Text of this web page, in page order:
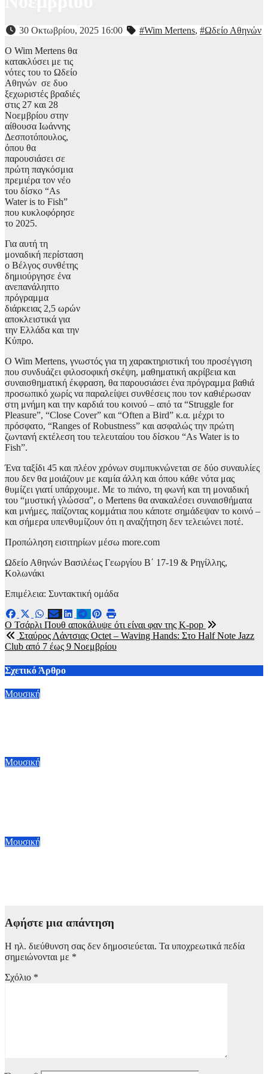
30 Οκτωβρίου, 2025 16:00 #Wim Mertens, #Ωδείο Αθηνών
O Wim Mertens θα
κατακλύσει με τις
νότες του το Ωδείο
Αθηνών σε δυο
ξεχωριστές βραδιές
στις 27 και 28
Νοεμβρίου στην
αίθουσα Ιωάννης
Δεσποτόπουλος,
όπου θα
παρουσιάσει σε
πρώτη παγκόσμια
πρεμιέρα τον νέο
του δίσκο “As
Water is to Fish”
που κυκλοφόρησε
το 2025.
Για αυτή τη
μοναδική περίσταση
ο Βέλγος συνθέτης
δημιούργησε ένα
ανεπανάληπτο
πρόγραμμα
διάρκειας 2,5 ωρών
αποκλειστικά για
την Ελλάδα και την
Κύπρο.
Ο Wim Mertens, γνωστός για τη χαρακτηριστική του προσέγγιση
που συνδυάζει φιλοσοφική σκέψη, μαθηματική ακρίβεια και
συναισθηματική έκφραση, θα παρουσιάσει ένα πρόγραμμα βαθιά
προσωπικό χωρίς να παραλείψει συνθέσεις που τον καθιέρωσαν
στη μνήμη και την καρδιά του κοινού – από τα “Struggle for
Pleasure”, “Close Cover” και “Often a Bird” κ.α. μέχρι το
πρόσφατο, “Ranges of Robustness” και ασφαλώς την πρώτη
ζωντανή εκτέλεση του τελευταίου του δίσκου “As Water is to
Fish”.
Ένα ταξίδι 45 και πλέον χρόνων συμπυκνώνεται σε δύο συναυλίες
που δεν θα μοιάζουν με καμία άλλη και όπου κάθε νότα μας
θυμίζει γιατί υπάρχουμε. Με το πιάνο, τη φωνή και τη μοναδική
του “μυστική γλώσσα”, ο Mertens θα ανακαλέσει συναισθήματα
και μνήμες, παίζοντας κομμάτια που κάποτε σημάδεψαν το κοινό –
και σήμερα υπενθυμίζουν ότι η αναζήτηση δεν τελειώνει ποτέ.
Προπώληση εισιτηρίων μέσω more.com
Ωδείο Αθηνών Βασιλέως Γεωργίου Β΄ 17-19 & Ρηγίλλης,
Κολωνάκι
Επιμέλεια: Συντακτική ομάδα
Πλοήγηση
άρθρων
Ο Τσάρλι Πουθ αποκάλυψε ότι είναι φαν της K-pop
Σταύρος Λάντσιας Octet – Waving Hands: Στο Half Note Jazz
Club από 7 έως 9 Νοεμβρίου
Σχετικό Άρθρο
Μουσική
Μουσική
Μουσική
Αφήστε μια απάντηση
Η ηλ. διεύθυνση σας δεν δημοσιεύεται. Τα υποχρεωτικά πεδία
σημειώνονται με *
Σχόλιο *